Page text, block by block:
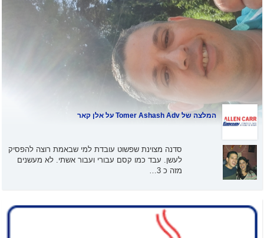
המלצה של על אלן קאר
סדנה מצוינת שפשוט עובדת למי שבאמת רוצה להפסיק
לעשן. עבד כמו קסם עבורי ועבור אשתי. לא מעשנים
מזה כ 3…